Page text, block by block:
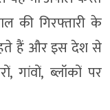
की गिरफ्तारी के
हैं और इस देश से
गांवों, ब्लॉकों पर